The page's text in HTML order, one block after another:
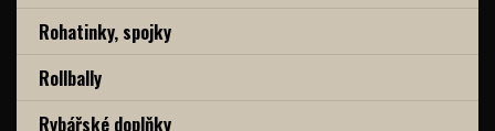
Rohatinky, spojky
Rollbally
Rybářské doplňky